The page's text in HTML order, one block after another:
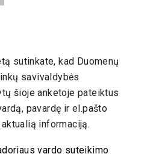
sutinkate,kad Duomenų
savivaldybės
šioje anketoje pateiktus
pavardę ir el.pašto
informaciją.
vardo suteikimo